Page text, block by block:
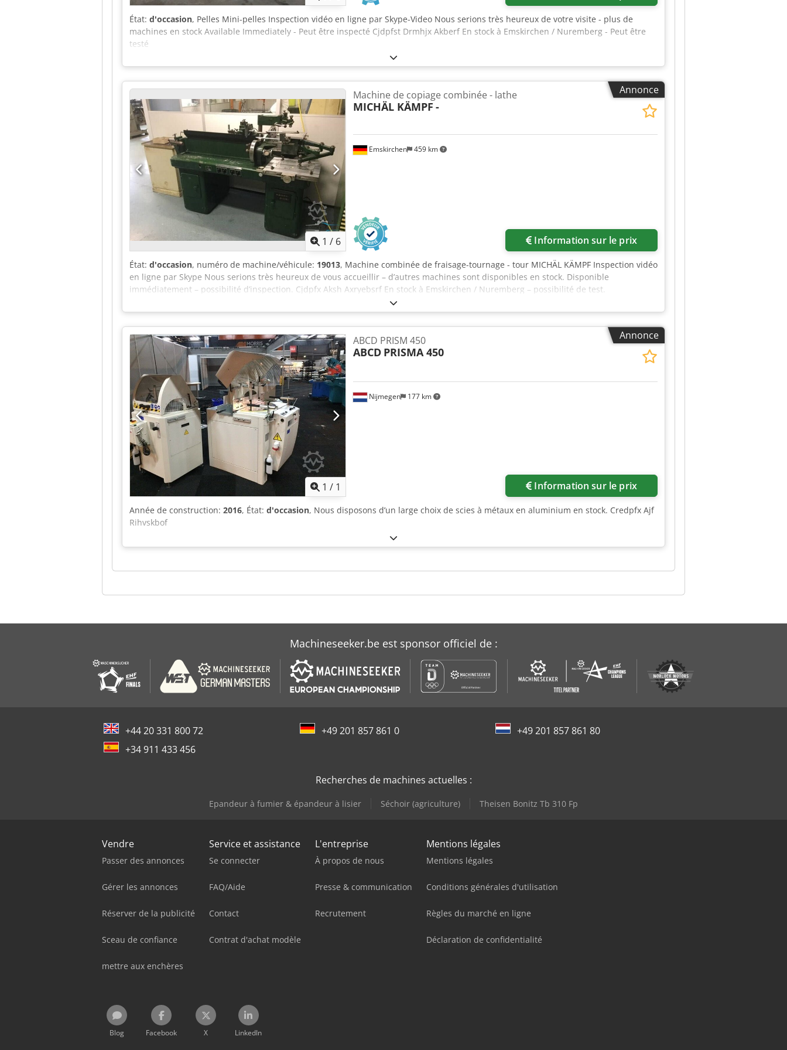
État: d'occasion, Pelles Mini-pelles Inspection vidéo en ligne par Skype-Video Nous serions très heureux de votre visite - plus de
machines en stock Available Immediately - Peut être inspecté Cjdpfst Drmhjx Akberf En stock à Emskirchen / Nuremberg - Peut être
testé
Annonce
1 / 6
Emskirchen 459 km
Machine de copiage combinée - lathe
MICHÄL KÄMPF -
Information sur le prix
État: d'occasion, numéro de machine/véhicule: 19013, Machine combinée de fraisage-tournage - tour MICHÄL KÄMPF Inspection vidéo
en ligne par Skype Nous serions très heureux de vous accueillir – d’autres machines sont disponibles en stock. Disponible
immédiatement – possibilité d’inspection. Cjdpfx Aksh Axryebsrf En stock à Emskirchen / Nuremberg – possibilité de test.
Annonce
1 / 1
Nijmegen 177 km
ABCD PRISM 450
ABCD PRISMA 450
Information sur le prix
Année de construction: 2016, État: d'occasion, Nous disposons d’un large choix de scies à métaux en aluminium en stock. Credpfx Ajf
Rihvskbof
Machineseeker.be est sponsor officiel de :
+44 20 331 800 72 +49 201 857 861 0
+49 201 857 861 80
+34 911 433 456
Recherches de machines actuelles :
Epandeur à fumier & épandeur à lisier Séchoir (agriculture) Theisen Bonitz Tb 310 Fp
Vendre
Passer des annonces
Gérer les annonces
Réserver de la publicité
Sceau de confiance
mettre aux enchères
Service et assistance
Se connecter
FAQ/Aide
Contact
Contrat d'achat modèle
L'entreprise
À propos de nous
Presse & communication
Recrutement
Mentions légales
Mentions légales
Conditions générales d'utilisation
Règles du marché en ligne
Déclaration de confidentialité
Blog Facebook X LinkedIn